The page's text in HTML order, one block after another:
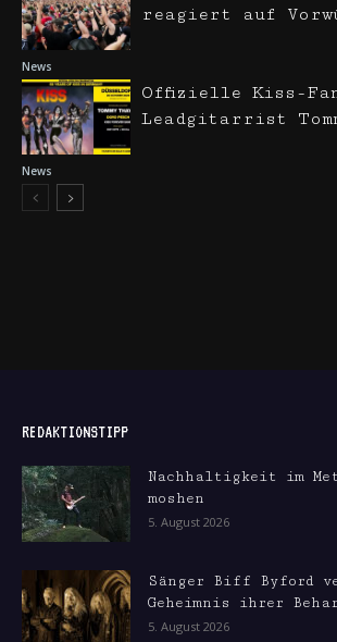
News
reagiert auf
News
Offizielle Kiss-
Leadgitarrist
REDAKTIONSTIPP
Nachhaltigkeit im
moshen
5. August 2026
Sänger Biff Byford
Geheimnis ihrer
5. August 2026